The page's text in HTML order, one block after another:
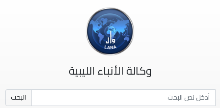
وكالة الأنباء الليبية
البحث